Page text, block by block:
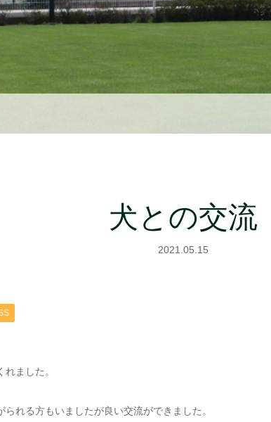
犬との交流
2021.05.15
ました。
れる方もいましたが良い交流ができました。